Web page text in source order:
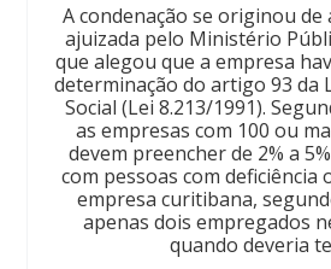
A condenação se originou de
ajuizada pelo Ministério
que alegou que a empresa
determinação do artigo 93 da
Social (Lei 8.213/1991).
as empresas com 100 ou
devem preencher de 2% a
com pessoas com deficiência
empresa curitibana,
apenas dois empregados
quando deveria